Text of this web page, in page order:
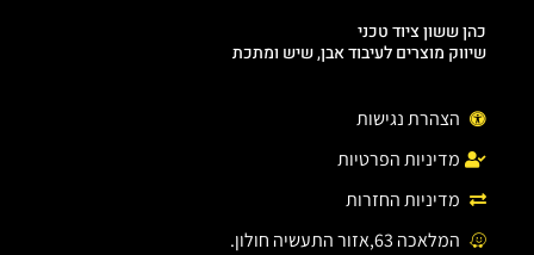
כהן ששון ציוד טכני
שיווק מוצרים לעיבוד אבן, שיש ומתכת
הצהרת נגישות
מדיניות הפרטיות
מדיניות החזרות
המלאכה 63,אזור התעשיה חולון.